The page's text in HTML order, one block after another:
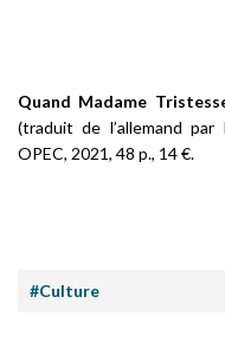
Quand Madame
(traduit de l’allemand
OPEC, 2021, 48 p., 14 €.
#Culture